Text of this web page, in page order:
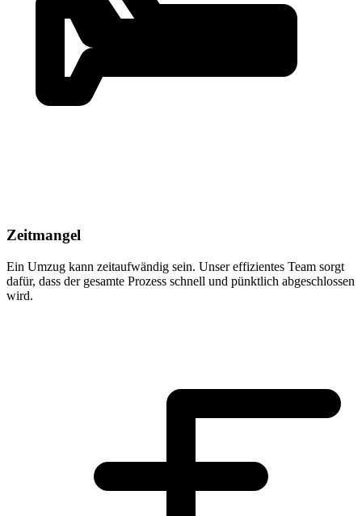
Zeitmangel
Ein Umzug kann zeitaufwändig sein. Unser effizientes Team sorgt
dafür, dass der gesamte Prozess schnell und pünktlich abgeschlossen
wird.